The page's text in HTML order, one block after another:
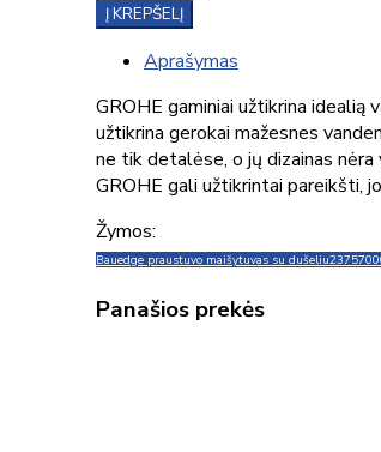
Į KREPŠELĮ
Aprašymas
GROHE gaminiai užtikrina
užtikrina gerokai mažesnes
ne tik detalėse, o jų dizainas
GROHE gali užtikrintai pareikšti,
Žymos:
Bauedge praustuvo maišytuvas su dušeliu
Panašios prekės